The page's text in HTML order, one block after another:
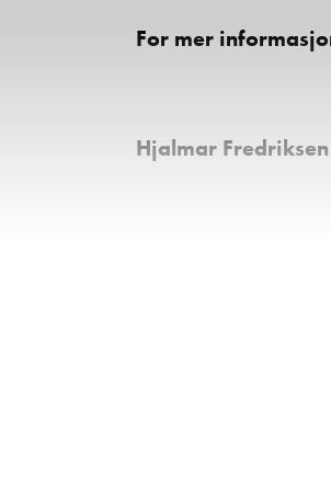
For mer
Hjalmar
Kroken Bodø er